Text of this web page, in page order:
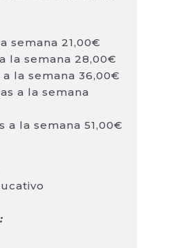
semana 21,00€
la semana 28,00€
la semana 36,00€
a la semana
a la semana 51,00€